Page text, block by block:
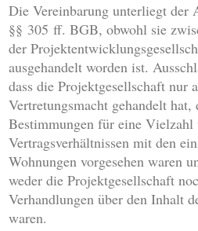
Die Vereinbarung unterliegt der
§§ 305 ff. BGB, obwohl sie
der
ausgehandelt worden ist.
dass die Projektgesellschaft nur
Vertretungsmacht gehandelt hat,
Bestimmungen für eine Vielzahl
Vertragsverhältnissen mit den
Wohnungen vorgesehen waren
weder die Projektgesellschaft
Verhandlungen über den Inhalt
waren.